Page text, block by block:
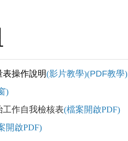
表操作說明(影片教學)(PDF教學)
)
作自我檢核表(檔案開啟PDF)
開啟PDF)